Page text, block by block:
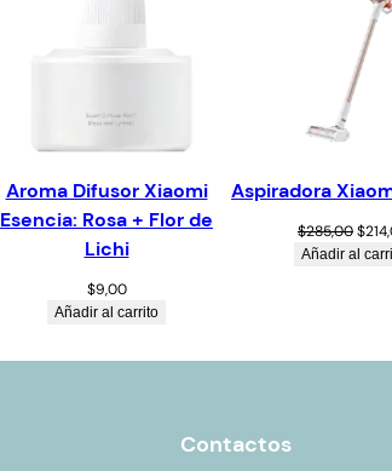
Aroma Difusor Xiaomi
Esencia: Rosa + Flor de
Lichi
$9,00
Añadir al carrito
Aspiradora
$285,00$
Añadir al
Contactos